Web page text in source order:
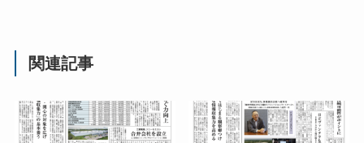
関連記事